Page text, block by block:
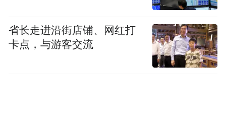
省长走进沿街店铺、网红打
卡点，与游客交流